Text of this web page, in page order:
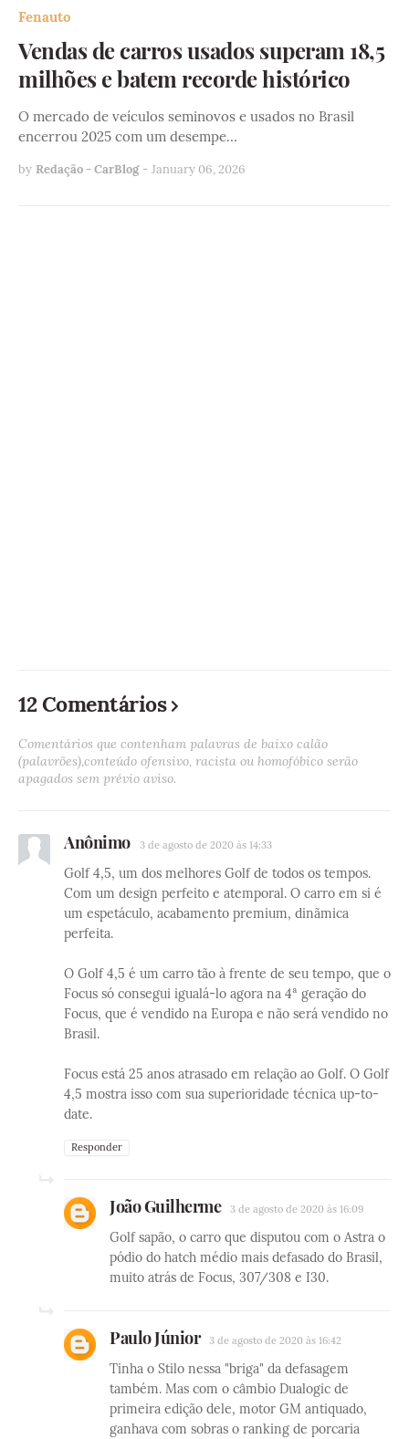
Fenauto
Vendas de carros usados superam 18,5
milhões e batem recorde histórico
O mercado de veículos seminovos e usados no Brasil
encerrou 2025 com um desempe…
by Redação - CarBlog - January 06, 2026
12 Comentários
Comentários que contenham palavras de baixo calão
(palavrões),conteúdo ofensivo, racista ou homofóbico serão
apagados sem prévio aviso.
Anônimo 3 de agosto de 2020 às 14:33
Golf 4,5, um dos melhores Golf de todos os tempos.
Com um design perfeito e atemporal. O carro em si é
um espetáculo, acabamento premium, dinãmica
perfeita.
O Golf 4,5 é um carro tão à frente de seu tempo, que o
Focus só consegui igualá-lo agora na 4ª geração do
Focus, que é vendido na Europa e não será vendido no
Brasil.
Focus está 25 anos atrasado em relação ao Golf. O Golf
4,5 mostra isso com sua superioridade técnica up-to-
date.
Responder
João Guilherme 3 de agosto de 2020 às 16:09
Golf sapão, o carro que disputou com o Astra o
pódio do hatch médio mais defasado do Brasil,
muito atrás de Focus, 307/308 e I30.
Paulo Júnior 3 de agosto de 2020 às 16:42
Tinha o Stilo nessa "briga" da defasagem
também. Mas com o câmbio Dualogic de
primeira edição dele, motor GM antiquado,
ganhava com sobras o ranking de porcaria